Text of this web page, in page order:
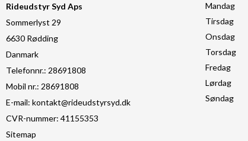
Rideudstyr Syd Aps
Sommerlyst 29
6630 Rødding
Danmark
Telefonnr.: 28691808
Mobil nr.: 28691808
E-mail: kontakt@rideudstyrsyd.dk
CVR-nummer: 41155353
Sitemap
Mandag
Tirsdag
Onsdag
Torsdag
Fredag
Lørdag
Søndag